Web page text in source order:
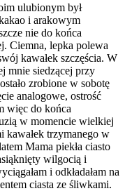
ulubionym był
i arakowym
nie do końca
Ciemna, lepka polewa
kawałek szczęścia. W
mnie siedzącej przy
zrobione w sobotę
analogowe, ostrość
więc do końca
w momencie wielkiej
kawałek trzymanego w
Mama piekła ciasto
wilgocią i
i odkładałam na
ciasta ze śliwkami.